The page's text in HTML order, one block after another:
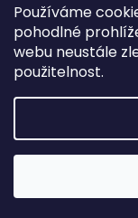
Používáme
pohodlné
webu neustále
použitelnost.
Copyright 2026